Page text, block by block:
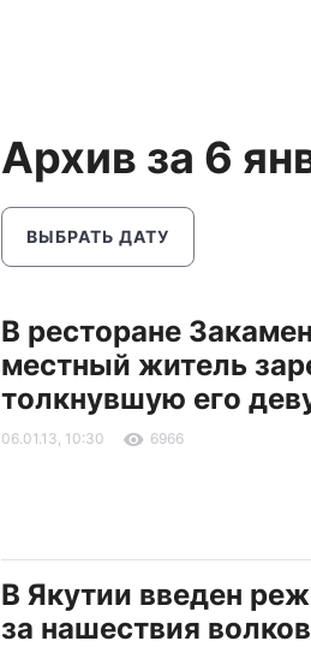
Архив за 6
ВЫБРАТЬ ДАТУ
В ресторане
местный житель
толкнувшую его
06.01.13, 10:30 6966
В Якутии введен
за нашествия волков